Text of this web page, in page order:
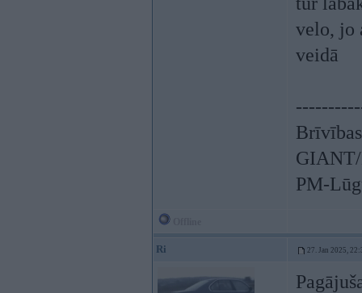
velo, jo
veidā
GIANT/
PM-
Ri 27. Jan 2025,